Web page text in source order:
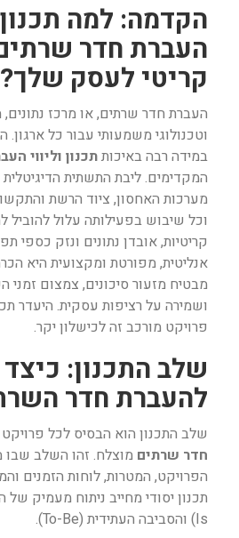
הקדמה: למה תכנון
העברת חדר
קריטי לעסק שלך?
העברת חדר שרתים, או מרכז נתונים,
וטכנולוגי משמעותי עבור כל
במידה רבה באיכותתכנון וליווי
המקדימים. ליבת התשתית
מערכות האחסון, ציוד הרשת
וכל שיבוש בפעילותה עלול
קריטיות, אובדן נתונים ונזק כספי
אנליטית, מפורטת ומקצועית היא
ושמירה על רציפות עסקית. היעדר
פרויקט מורכב זה לכישלון יקר.
שלב התכנון:
להעברת חדר
שלב התכנון הוא הבסיס לכל פרויקט
חדר שרתים מוצלח. זהו השלב שבו
הפרויקט, המטרות, לוחות הזמנים
Is) והסביבה העתידית (To-Be).